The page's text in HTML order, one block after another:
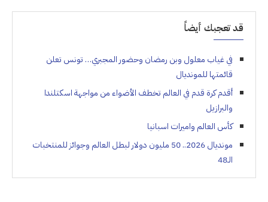
قد تعجبك أيضاً
في غياب معلول وبن رمضان وحضور المجبري… تونس تعلن
قائمتها للمونديال
أقدم كرة قدم في العالم تخطف الأضواء من مواجهة اسكتلندا
والبرازيل
كأس العالم واميرات اسبانيا
مونديال 2026.. 50 مليون دولار لبطل العالم وجوائز للمنتخبات
الـ48